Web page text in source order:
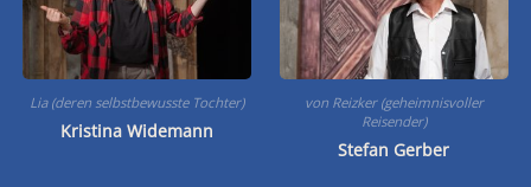
Lia (deren selbstbewusste Tochter)
Kristina Widemann
von Reizker (geheimnisvoller
Reisender)
Stefan Gerber